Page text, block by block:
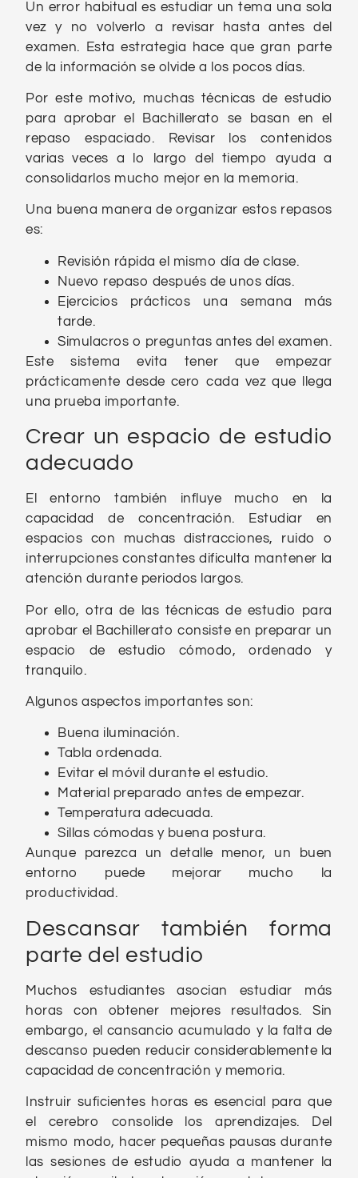
Un error habitual es estudiar un tema una sola
vez y no volverlo a revisar hasta antes del
examen. Esta estrategia hace que gran parte
de la información se olvide a los pocos días.
Por este motivo, muchas técnicas de estudio
para aprobar el Bachillerato se basan en el
repaso espaciado. Revisar los contenidos
varias veces a lo largo del tiempo ayuda a
consolidarlos mucho mejor en la memoria.
Una buena manera de organizar estos repasos
es:
Revisión rápida el mismo día de clase.
Nuevo repaso después de unos días.
Ejercicios prácticos una semana más
tarde.
Simulacros o preguntas antes del examen.
Este sistema evita tener que empezar
prácticamente desde cero cada vez que llega
una prueba importante.
Crear un espacio de estudio
adecuado
El entorno también influye mucho en la
capacidad de concentración. Estudiar en
espacios con muchas distracciones, ruido o
interrupciones constantes dificulta mantener la
atención durante periodos largos.
Por ello, otra de las técnicas de estudio para
aprobar el Bachillerato consiste en preparar un
espacio de estudio cómodo, ordenado y
tranquilo.
Algunos aspectos importantes son:
Buena iluminación.
Tabla ordenada.
Evitar el móvil durante el estudio.
Material preparado antes de empezar.
Temperatura adecuada.
Sillas cómodas y buena postura.
Aunque parezca un detalle menor, un buen
entorno puede mejorar mucho la
productividad.
Descansar también forma
parte del estudio
Muchos estudiantes asocian estudiar más
horas con obtener mejores resultados. Sin
embargo, el cansancio acumulado y la falta de
descanso pueden reducir considerablemente la
capacidad de concentración y memoria.
Instruir suficientes horas es esencial para que
el cerebro consolide los aprendizajes. Del
mismo modo, hacer pequeñas pausas durante
las sesiones de estudio ayuda a mantener la